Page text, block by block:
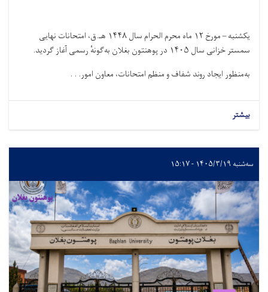
یکشنبه – مورخ ۱۲ ماه محرم الحرام سال ۱۴۴۸ هـ.ق، امتحانات نهایی
سمستر خزانی سال ۱۴۰۵ در پوهنتون بغلان به‌گونهٔ رسمی آغاز گردید.
به‌منظور ایجاد روند شفاف و منظم امتحانات، معاون امور. . .
بیشتر
سه‌شنبه ۱۴۰۵/۳/۱۹ - ۱۵:۱۷